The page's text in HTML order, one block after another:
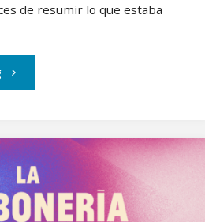
de resumir lo que estaba
"Crónica
Babel
2026
–